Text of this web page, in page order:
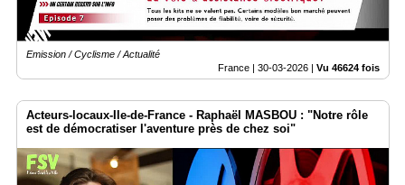
Emission / Cyclisme / Actualité
France | 30-03-2026 | Vu 46624 fois
Acteurs-locaux-Ile-de-France - Raphaël MASBOU : "Notre rôle
est de démocratiser l'aventure près de chez soi"